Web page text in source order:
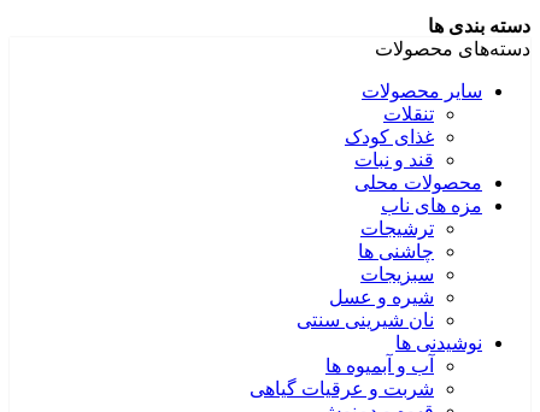
دسته بندی ها
دسته‌های محصولات
سایر محصولات
تنقلات
غذای کودک
قند و نبات
محصولات محلی
مزه های ناب
ترشیجات
چاشنی ها
سبزیجات
شیره و عسل
نان شیرینی سنتی
نوشیدنی ها
آب و آبمیوه ها
شربت و عرقیات گیاهی